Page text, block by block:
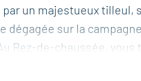
un majestueux tilleul,
dégagée sur la
Rez-de-chaussée,